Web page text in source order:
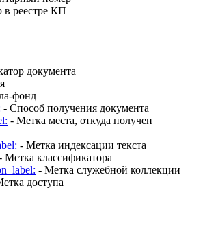
в реестре КП
документа
фонд
- Способ получения документа
- Метка места, откуда получен
- Метка индексации текста
Метка классификатора
- Метка служебной коллекции
доступа